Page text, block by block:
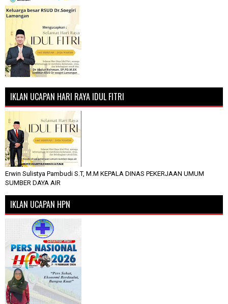
IKLAN UCAPAN HARI RAYA IDUL FITRI
Erwin Sulistya Pambudi S.T, M.M KEPALA DINAS PEKERJAAN UMUM
SUMBER DAYA AIR
IKLAN UCAPAN HPN